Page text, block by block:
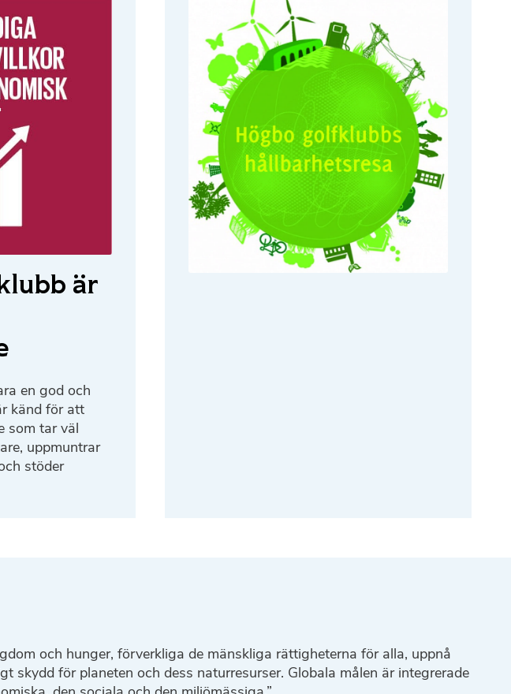
är
en god och
känd för att
som tar väl
uppmuntrar
stöder
och hunger, förverkliga de mänskliga rättigheterna för alla, uppnå
för planeten och dess naturresurser. Globala målen är integrerade